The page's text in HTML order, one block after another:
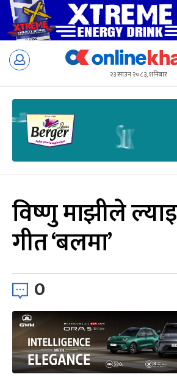
Skip
२३ साउन २०८३, शनिबार
विष्णु माझीले
गीत ‘बलमा’
0